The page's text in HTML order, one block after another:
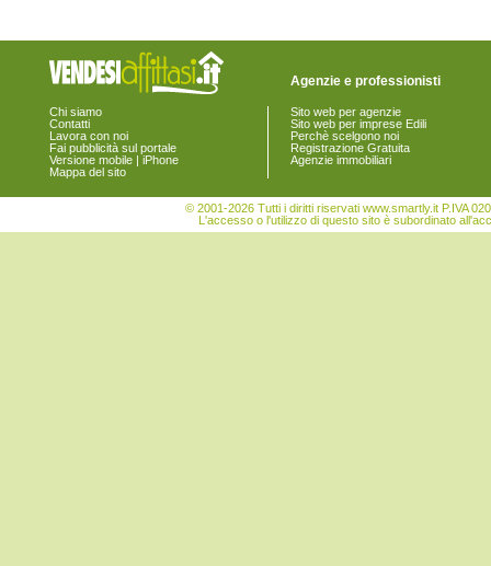
Chi siamo
Contatti
Lavora con noi
Fai pubblicità sul portale
Versione mobile | iPhone
Mappa del sito
Agenzie e professionisti
Sito web per agenzie
Sito web per imprese Edili
Perchè scelgono noi
Registrazione Gratuita
Agenzie immobiliari
© 2001-2026 Tutti i diritti riservati www.smartly.it P.IVA
L'accesso o l'utilizzo di questo sito è subordinato